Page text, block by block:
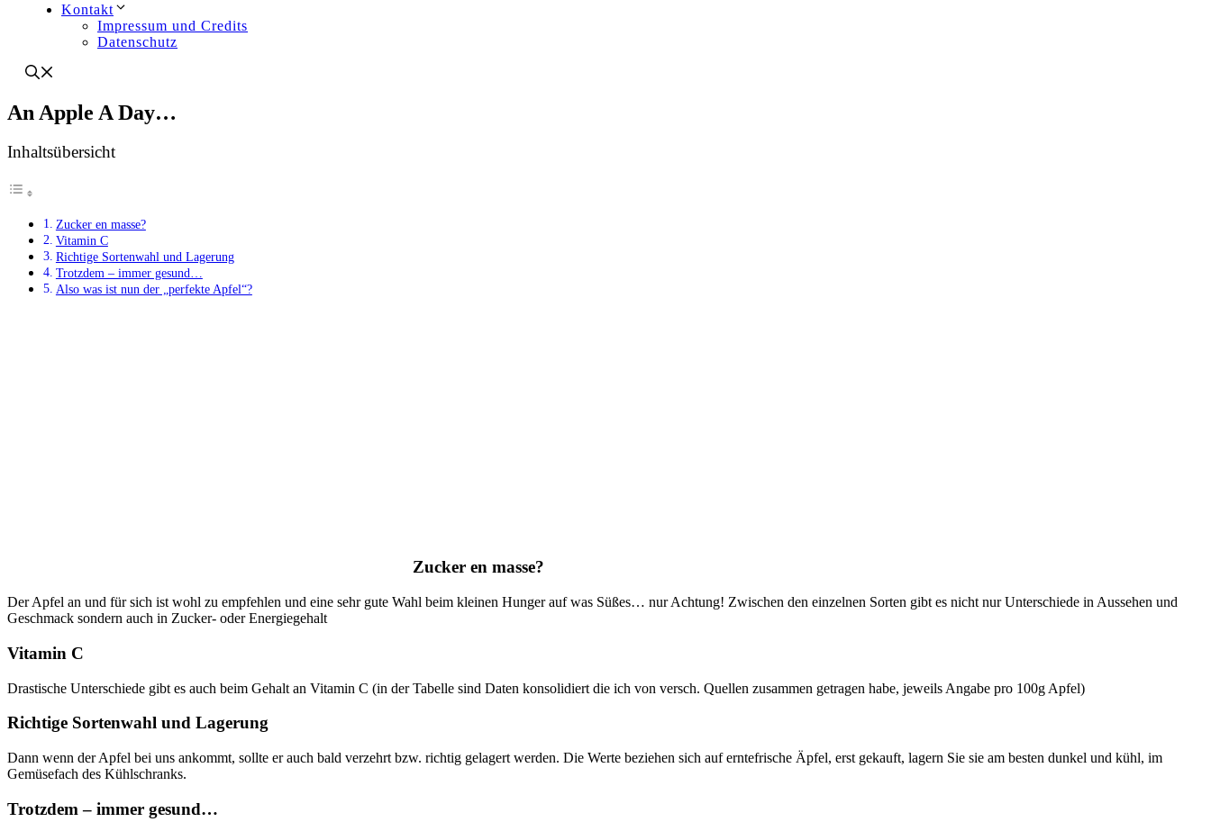
Kontakt
Impressum und Credits
Datenschutz
An Apple A Day…
Inhaltsübersicht
Zucker en masse?
Vitamin C
Richtige Sortenwahl und Lagerung
Trotzdem – immer gesund…
Also was ist nun der „perfekte Apfel“?
Zucker en masse?
Der Apfel an und für sich ist wohl zu empfehlen und eine sehr gute Wahl beim kleinen Hunger auf was Süßes… nur Achtung! Zwischen den einzelnen Sorten gibt es nicht nur Unterschiede in Aussehen und
Geschmack sondern auch in Zucker- oder Energiegehalt
Vitamin C
Drastische Unterschiede gibt es auch beim Gehalt an Vitamin C (in der Tabelle sind Daten konsolidiert die ich von versch. Quellen zusammen getragen habe, jeweils Angabe pro 100g Apfel)
Richtige Sortenwahl und Lagerung
Dann wenn der Apfel bei uns ankommt, sollte er auch bald verzehrt bzw. richtig gelagert werden. Die Werte beziehen sich auf erntefrische Äpfel, erst gekauft, lagern Sie sie am besten dunkel und kühl, im
Gemüsefach des Kühlschranks.
Trotzdem – immer gesund…